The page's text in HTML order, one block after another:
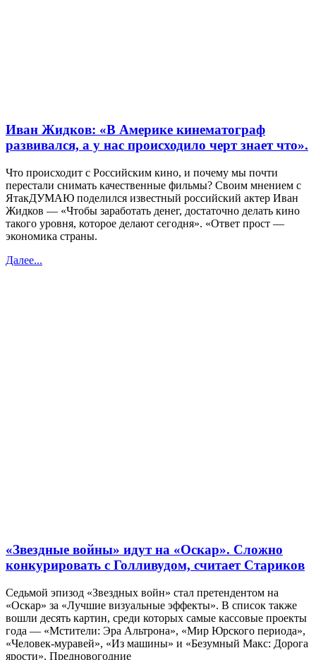
Иван Жидков: «В Америке кинематограф
развивался, а у нас происходило черт знает что».
Что происходит с Российским кино, и почему мы почти
перестали снимать качественные фильмы? Своим мнением с
ЯтакДУМАЮ поделился известный российский актер Иван
Жидков — «Чтобы заработать денег, достаточно делать кино
такого уровня, которое делают сегодня». «Ответ прост —
экономика страны.
Далее...
«Звездные войны» идут на «Оскар». Сложно
конкурировать с Голливудом, считает Стариков
Седьмой эпизод «Звездных войн» стал претендентом на
«Оскар» за «Лучшие визуальные эффекты». В список также
вошли десять картин, среди которых самые кассовые проекты
года — «Мстители: Эра Альтрона», «Мир Юрского периода»,
«Человек-муравей», «Из машины» и «Безумный Макс: Дорога
ярости». Предновогодние